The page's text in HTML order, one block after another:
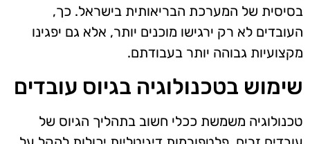
בסיסית של המערכת הבריאותית בישראל. כך,
העובדים לא רק ירגישו מוכנים יותר, אלא גם יפגינו
מקצועיות גבוהה יותר בעבודתם.
שימוש בטכנולוגיה בגיוס עובדים
טכנולוגיה משמשת ככלי חשוב בתהליך הגיוס של